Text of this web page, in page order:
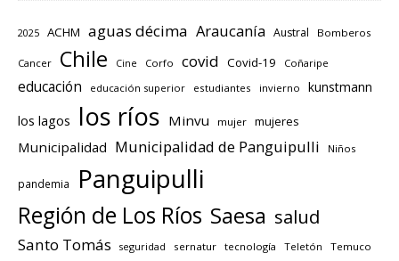
2025 ACHM aguas décima Araucanía Austral Bomberos
Cancer Chile Cine Corfo covid Covid-19 Coñaripe
educación educación superior estudiantes invierno kunstmann
los lagos los ríos Minvu mujer mujeres
Municipalidad Municipalidad de Panguipulli Niños
pandemia Panguipulli
Región de Los Ríos Saesa salud
Santo Tomás seguridad sernatur tecnología Teletón Temuco